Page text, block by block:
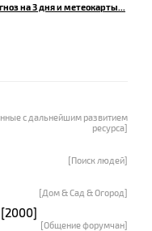
на 3 дня и метеокарты...
с дальнейшим развитием
ресурса]
[Поиск людей]
[Дом & Сад & Огород]
[Общение форумчан]